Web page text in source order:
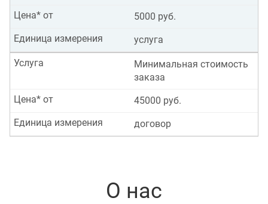
5000 руб.
Цена* от
услуга
Единица измерения
Минимальная стоимость
заказа
Услуга
45000 руб.
Цена* от
договор
Единица измерения
О нас